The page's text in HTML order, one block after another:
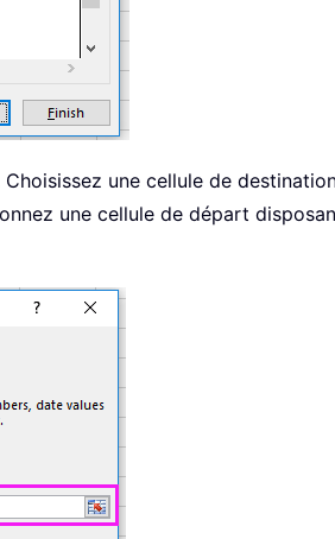
une cellule de
une cellule de départ